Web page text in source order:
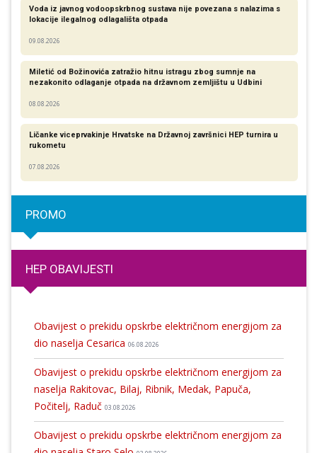
Voda iz javnog vodoopskrbnog sustava nije povezana s nalazima s
lokacije ilegalnog odlagališta otpada
09.08.2026
Miletić od Božinovića zatražio hitnu istragu zbog sumnje na
nezakonito odlaganje otpada na državnom zemljištu u Udbini
08.08.2026
Ličanke viceprvakinje Hrvatske na Državnoj završnici HEP turnira u
rukometu
07.08.2026
PROMO
HEP OBAVIJESTI
Obavijest o prekidu opskrbe električnom energijom za
dio naselja Cesarica 06.08.2026
Obavijest o prekidu opskrbe električnom energijom za
naselja Rakitovac, Bilaj, Ribnik, Medak, Papuča,
Počitelj, Raduč 03.08.2026
Obavijest o prekidu opskrbe električnom energijom za